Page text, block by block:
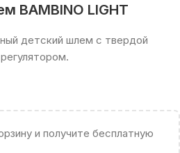
BAMBINO LIGHT
детский шлем с твердой
и получите бесплатную